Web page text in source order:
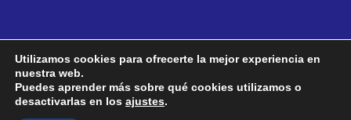
Utilizamos cookies para ofrecerte la mejor experiencia en
nuestra web.
Puedes aprender más sobre qué cookies utilizamos o
desactivarlas en los ajustes.